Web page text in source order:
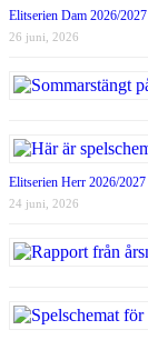
Elitserien Dam 2026/2027
26 juni, 2026
Elitserien Herr 2026/2027
24 juni, 2026